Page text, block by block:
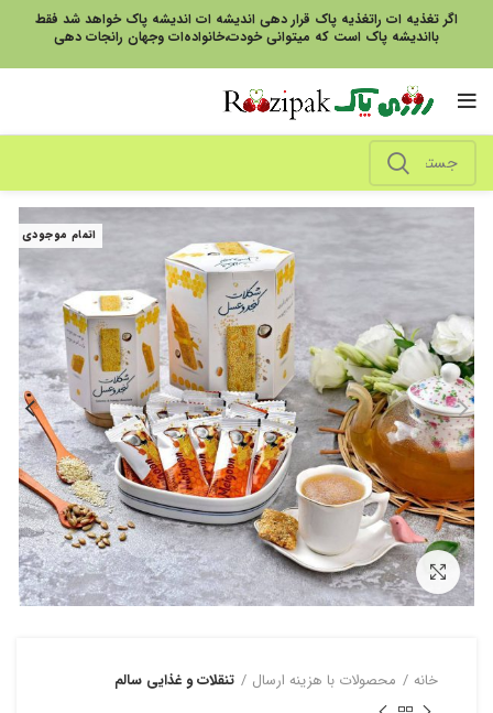
اگر تغذیه ات راتغذیه پاک قرار دهی اندیشه ات اندیشه پاک خواهد شد فقط
بااندیشه پاک است که میتوانی خودت،خانواده‌ات وجهان رانجات دهی
اتمام موجودی
بزرگنمایی تصویر
خانه محصولات با هزینه ارسال تنقلات و غذایی سالم